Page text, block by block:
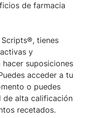
de farmacia
tienes
y
suposiciones
acceder a tu
o puedes
de alta calificación
recetados.